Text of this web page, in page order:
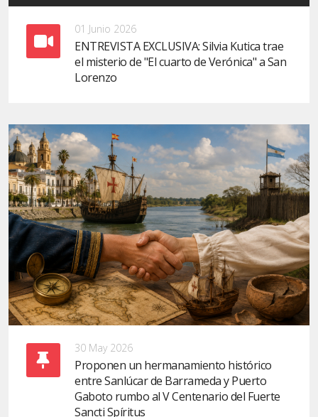
01 Junio 2026
ENTREVISTA EXCLUSIVA: Silvia Kutica trae
el misterio de "El cuarto de Verónica" a San
Lorenzo
30 May 2026
Proponen un hermanamiento histórico
entre Sanlúcar de Barrameda y Puerto
Gaboto rumbo al V Centenario del Fuerte
Sancti Spíritus